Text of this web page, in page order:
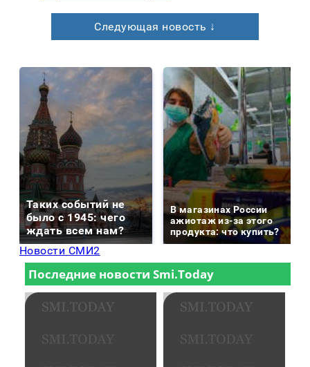
Следующая новость ↓
Таких событий не
было с 1945: чего
ждать всем нам?
В магазинах России
ажиотаж из-за этого
продукта: что купить?
Новости СМИ2